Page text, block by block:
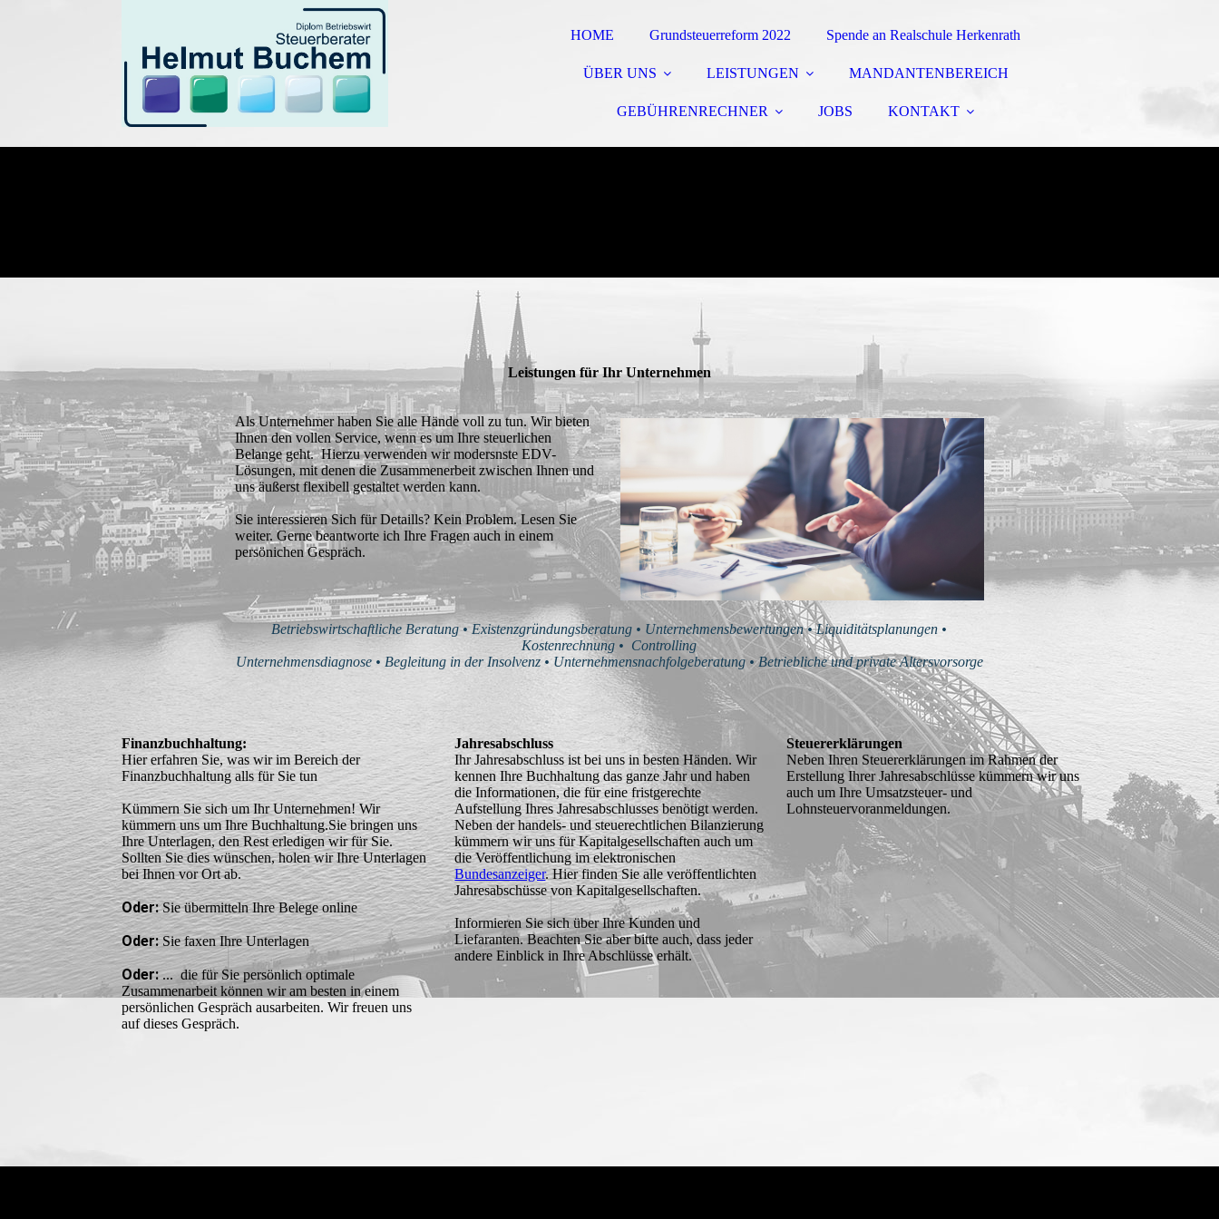
HOME Grundsteuerreform 2022 Spende an Realschule Herkenrath
ÜBER UNS LEISTUNGEN MANDANTENBEREICH
GEBÜHRENRECHNER JOBS KONTAKT
Leistungen für Ihr Unternehmen
Als Unternehmer haben Sie alle Hände voll zu tun. Wir bieten
Ihnen den vollen Service, wenn es um Ihre steuerlichen
Belange geht. Hierzu verwenden wir modersnste EDV-
Lösungen, mit denen die Zusammenerbeit zwischen Ihnen und
uns äußerst flexibell gestaltet werden kann.
Sie interessieren Sich für Detaills? Kein Problem. Lesen Sie
weiter. Gerne beantworte ich Ihre Fragen auch in einem
persönichen Gespräch.
Betriebswirtschaftliche Beratung • Existenzgründungsberatung • Unternehmensbewertungen • Liquiditätsplanungen •
Kostenrechnung • Controlling
Unternehmensdiagnose • Begleitung in der Insolvenz • Unternehmensnachfolgeberatung • Betriebliche und private Altersvorsorge
Finanzbuchhaltung:
Hier erfahren Sie, was wir im Bereich der
Finanzbuchhaltung alls für Sie tun
Kümmern Sie sich um Ihr Unternehmen! Wir
kümmern uns um Ihre Buchhaltung.Sie bringen uns
Ihre Unterlagen, den Rest erledigen wir für Sie.
Sollten Sie dies wünschen, holen wir Ihre Unterlagen
bei Ihnen vor Ort ab.
Oder:Sie übermitteln Ihre Belege online
Oder:Sie faxen Ihre Unterlagen
Oder: ... die für Sie persönlich optimale
Zusammenarbeit können wir am besten in einem
persönlichen Gespräch ausarbeiten. Wir freuen uns
auf dieses Gespräch.
Jahresabschluss
Ihr Jahresabschluss ist bei uns in besten Händen. Wir
kennen Ihre Buchhaltung das ganze Jahr und haben
die Informationen, die für eine fristgerechte
Aufstellung Ihres Jahresabschlusses benötigt werden.
Neben der handels- und steuerechtlichen Bilanzierung
kümmern wir uns für Kapitalgesellschaften auch um
die Veröffentlichung im elektronischen
Bundesanzeiger. Hier finden Sie alle veröffentlichten
Jahresabschüsse von Kapital­gesell­schaften.
Informieren Sie sich über Ihre Kunden und
Liefaranten. Beachten Sie aber bitte auch, dass jeder
andere Einblick in Ihre Abschlüsse erhält.
Steuererklärungen
Neben Ihren Steuererklärungen im Rahmen der
Erstellung Ihrer Jahresabschlüsse kümmern wir uns
auch um Ihre Umsatzsteuer- und
Lohnsteuervoranmeldungen.